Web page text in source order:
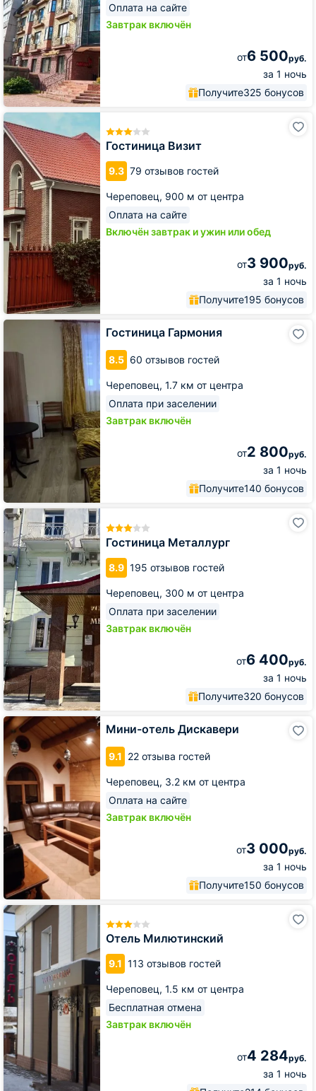
Оплата на сайте
Завтрак включён
от6 500руб.
за 1 ночь
Получите325 бонусов
Гостиница Визит
9.3 79 отзывов гостей
Череповец, 900 м от центра
Оплата на сайте
Включён завтрак и ужин или обед
от3 900руб.
за 1 ночь
Получите195 бонусов
Гостиница
Визит
Гостиница Гармония
8.5 60 отзывов гостей
Череповец, 1.7 км от центра
Оплата при заселении
Завтрак включён
от2 800руб.
за 1 ночь
Получите140 бонусов
Гостиница
Гостиница Металлург
8.9 195 отзывов гостей
Череповец, 300 м от центра
Оплата при заселении
Завтрак включён
от6 400руб.
за 1 ночь
Получите320 бонусов
Гостиница
Металлург
Мини-отель Дискавери
9.1 22 отзыва гостей
Череповец, 3.2 км от центра
Оплата на сайте
Завтрак включён
от3 000руб.
за 1 ночь
Получите150 бонусов
Мини-
отель
Дискавери
Отель Милютинский
9.1 113 отзывов гостей
Череповец, 1.5 км от центра
Бесплатная отмена
Завтрак включён
от4 284руб.
за 1 ночь
Отель
Милютинский